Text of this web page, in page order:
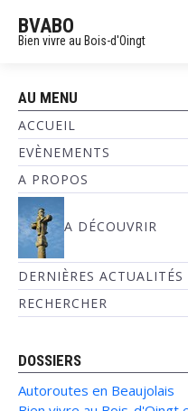
BVABO
Bien vivre au Bois-d'Oingt
AU MENU
ACCUEIL
EVÈNEMENTS
A PROPOS
A DÉCOUVRIR
DERNIÈRES ACTUALITÉS
RECHERCHER
DOSSIERS
Autoroutes en Beaujolais